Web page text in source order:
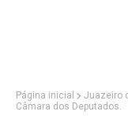
Página inicial
Juazeiro
Câmara dos Deputados.